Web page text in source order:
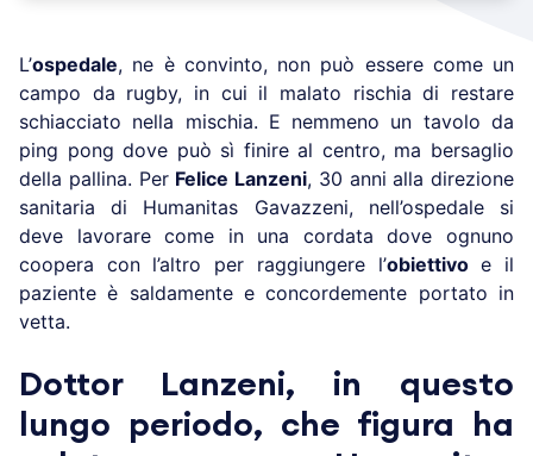
L’ospedale, ne è convinto, non può essere come un
campo da rugby, in cui il malato rischia di restare
schiacciato nella mischia. E nemmeno un tavolo da
ping pong dove può sì finire al centro, ma bersaglio
della pallina. Per Felice Lanzeni, 30 anni alla direzione
sanitaria di Humanitas Gavazzeni, nell’ospedale si
deve lavorare come in una cordata dove ognuno
coopera con l’altro per raggiungere l’obiettivoe il
paziente è saldamente e concordemente portato in
vetta.
Dottor Lanzeni, in questo
lungo periodo, che figura ha